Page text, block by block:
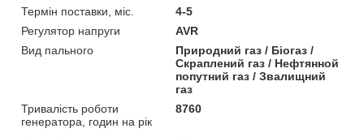
Термін поставки, міс.
4-5
Регулятор напруги
AVR
Вид пального
Природний газ / Біогаз /
Скраплений газ / Нефтянной
попутний газ / Звалищний
газ
Тривалість роботи
генератора, годин на рік
8760